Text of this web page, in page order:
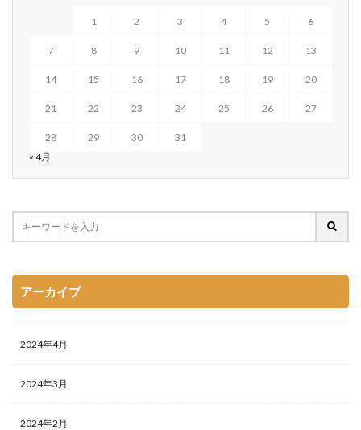
1 2 3 4 5 6
7 8 9 10 11 12 13
14 15 16 17 18 19 20
21 22 23 24 25 26 27
28 29 30
31
« 4月
アーカイブ
2024年4月
2024年3月
2024年2月